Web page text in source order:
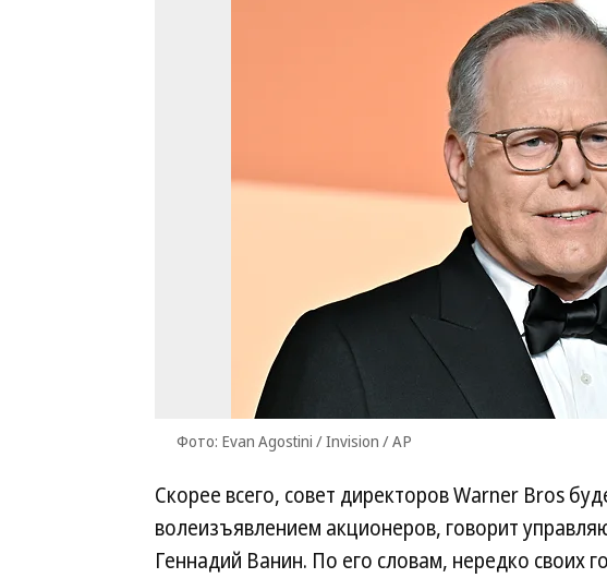
Фото: Evan Agostini / Invision / AP
Скорее всего, совет директоров Warner Bros
волеизъявлением акционеров, говорит
Геннадий Ванин. По его словам, нередко своих